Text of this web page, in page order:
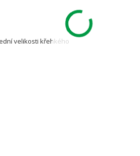
velikosti křehkého